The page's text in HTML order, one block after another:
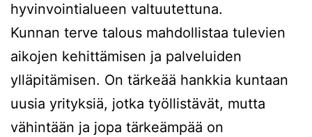
hyvinvointialueen valtuutettuna.
Kunnan terve talous mahdollistaa tulevien
aikojen kehittämisen ja palveluiden
ylläpitämisen. On tärkeää hankkia kuntaan
uusia yrityksiä, jotka työllistävät, mutta
vähintään ja jopa tärkeämpää on